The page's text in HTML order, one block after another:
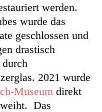
werden.
wurde das
geschlossen und
drastisch
2021 wurde
Museum direkt
Das